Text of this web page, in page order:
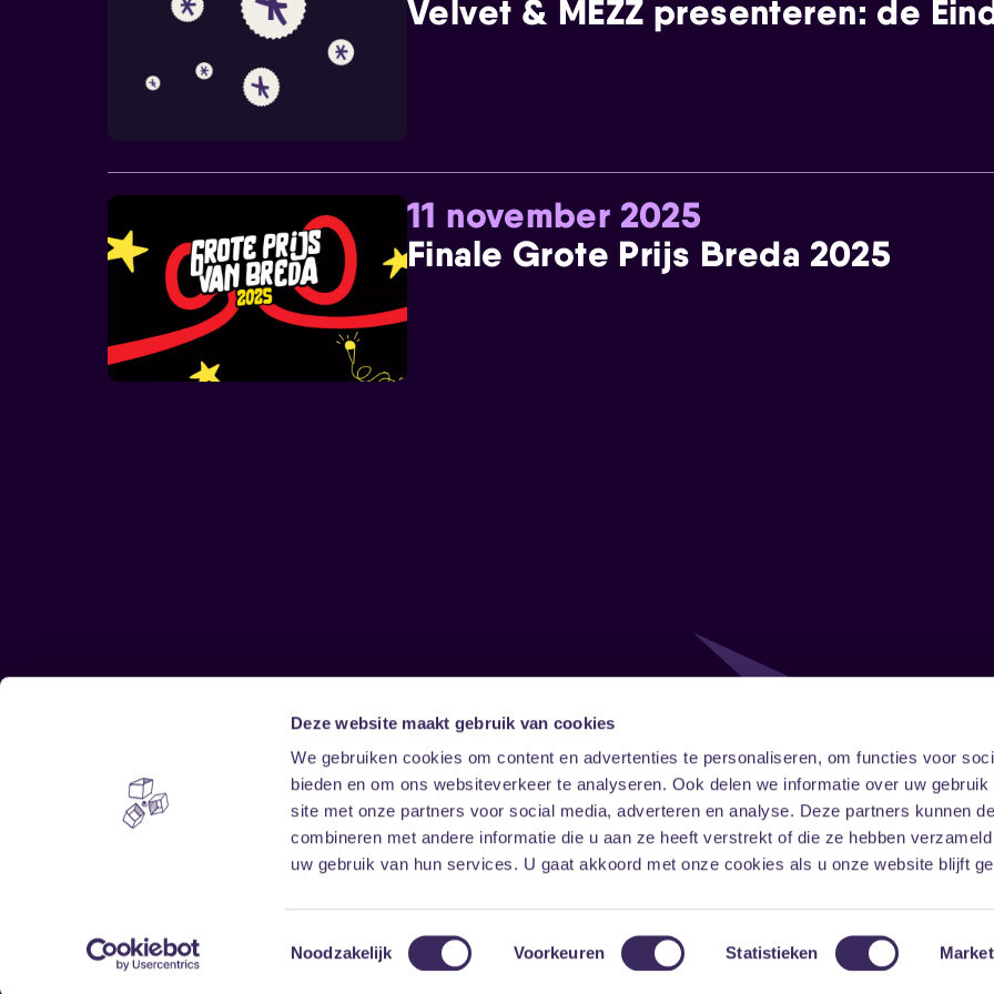
Deze website maakt gebruik van cookies
We gebruiken cookies om content en advertenties te personaliseren, om functies voor
bieden en om ons websiteverkeer te analyseren. Ook delen we informatie over uw gebruik
site met onze partners voor social media, adverteren en analyse. Deze partners kunnen
combineren met andere informatie die u aan ze heeft verstrekt of die ze hebben
uw gebruik van hun services. U gaat akkoord met onze cookies als u onze website blijft
Toestemmingsselectie
Noodzakelijk Voorkeuren Statistieken
Velvet & MEZZ presenteren: de
11 november 2025
Finale Grote Prijs Breda 2025
Home
Vrijwilligers
Disclaimer
Toegankelijkheid
Privacy & cookies
Follow
FacebookInstagramLinkedIn
Onze